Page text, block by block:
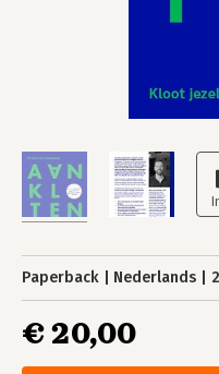
Paperback Nederlands
€ 20,00